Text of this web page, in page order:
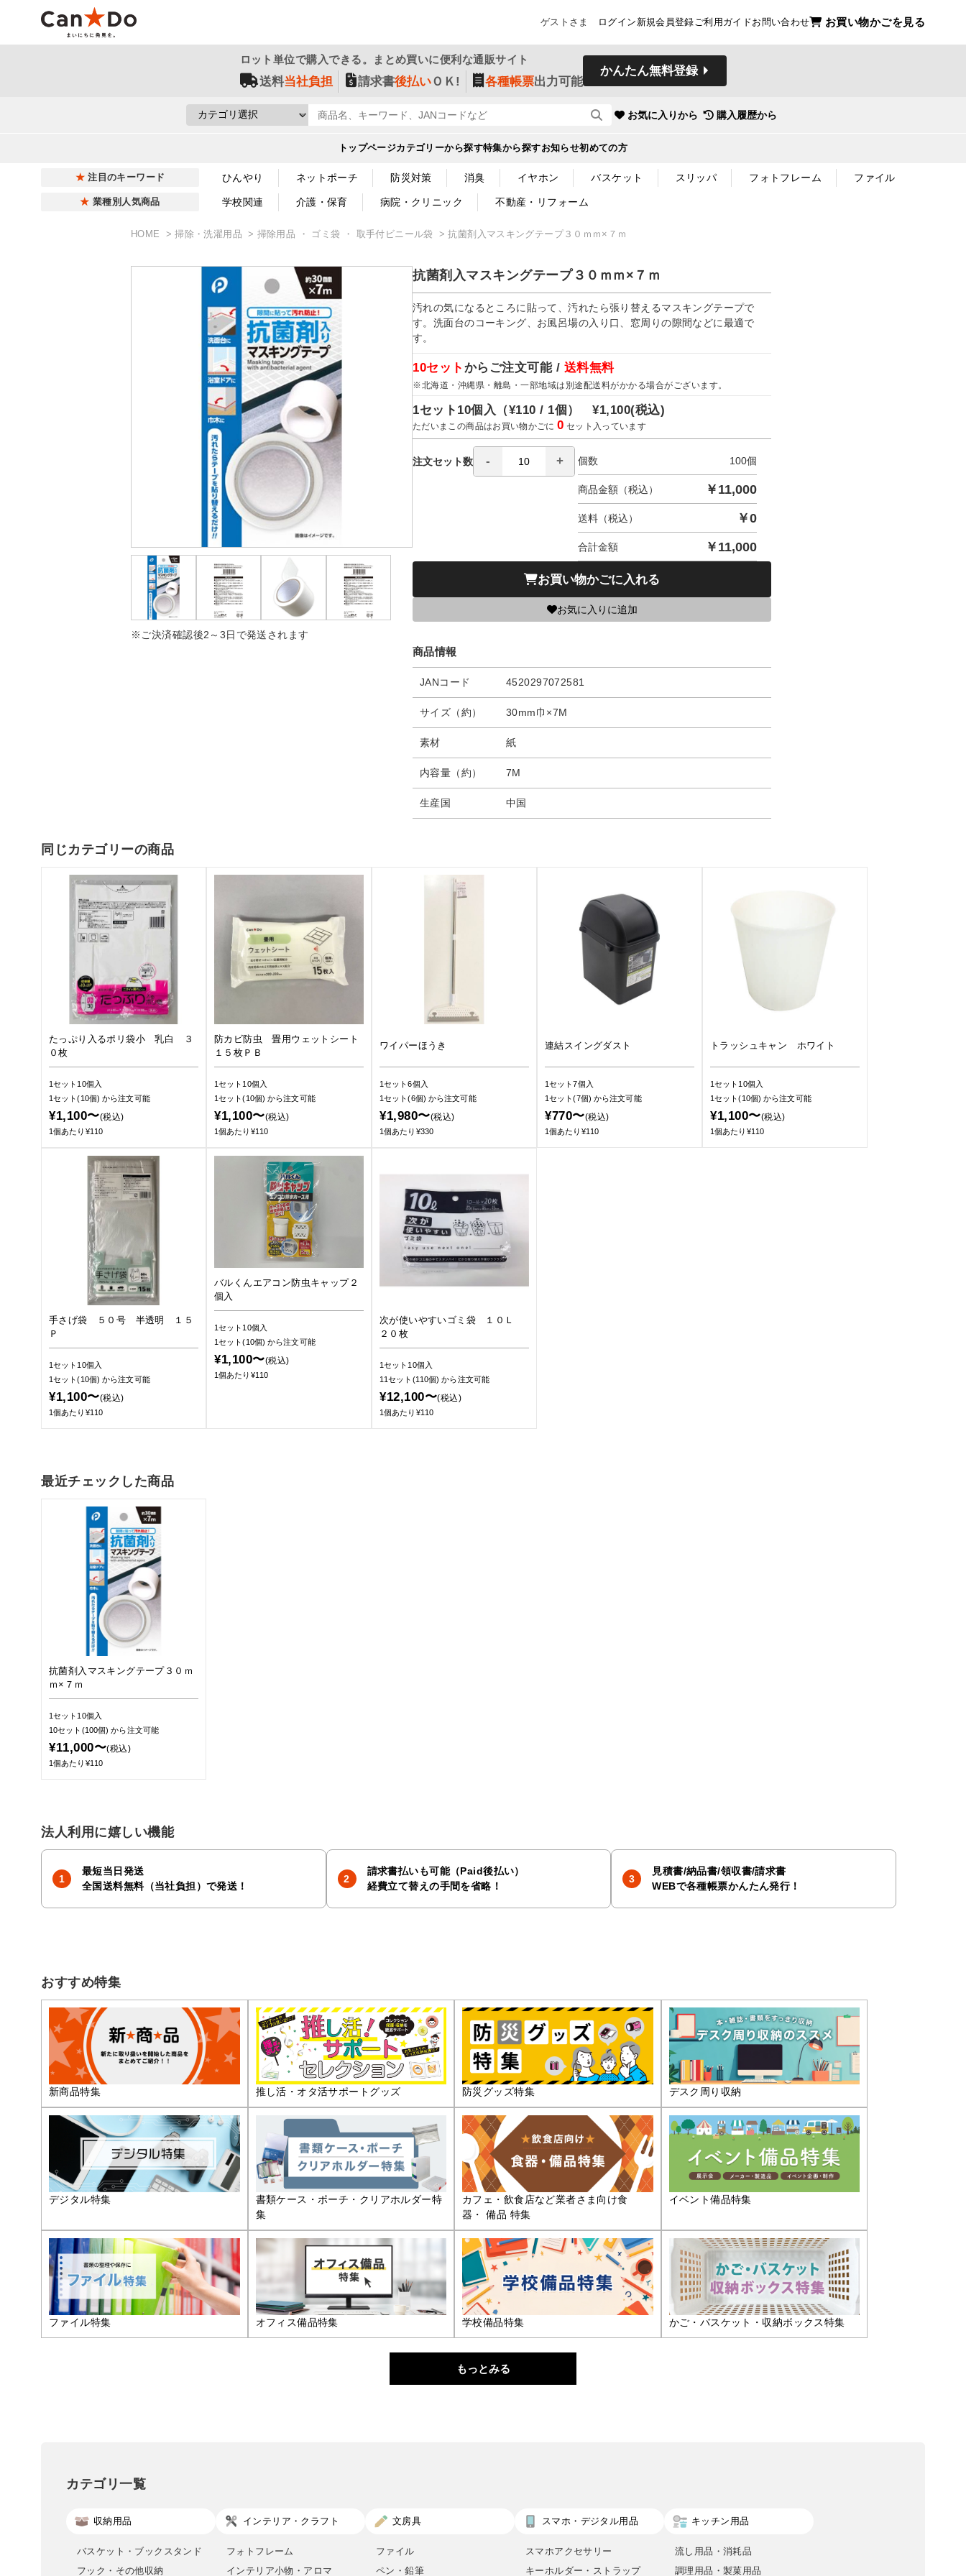
ゲストさま ログイン 新規会員登録ご利用ガイドお問い合わせ お買い物かごを見る
ロット単位で購入できる。まとめ買いに便利な通販サイト
送料当社負担 請求書後払いＯＫ! 各種帳票出力可能
かんたん無料登録
お気に入りから 購入履歴から
トップページカテゴリーから探す特集から探すお知らせ初めての方
注目のキーワード ひんやり ネットポーチ 防災対策 消臭 イヤホン バスケット スリッパ フォトフレーム ファイル
業種別人気商品 学校関連 介護・保育 病院・クリニック 不動産・リフォーム
HOME 掃除・洗濯用品 掃除用品 ・ ゴミ袋 ・ 取手付ビニール袋 抗菌剤入マスキングテープ３０ｍｍ×７ｍ
※ご決済確認後2～3日で発送されます
抗菌剤入マスキングテープ３０ｍｍ×７ｍ
汚れの気になるところに貼って、汚れたら張り替えるマスキングテープで
す。洗面台のコーキング、お風呂場の入り口、窓周りの隙間などに最適で
す。
10セット からご注文可能 / 送料無料
※北海道・沖縄県・離島・一部地域は別途配送料がかかる場合がございます。
1セット10個入（¥110 / 1個）¥1,100(税込)
ただいまこの商品はお買い物かごに0 セット入っています
注文セット数 個数 100個
商品金額（税込） ￥ 11,000
送料（税込） ￥0
合計金額 ￥ 11,000
お買い物かごに入れる
お気に入りに追加
商品情報
JANコード 4520297072581
サイズ（約） 30mm巾×7M
素材 紙
内容量（約） 7M
生産国 中国
同じカテゴリーの商品
たっぷり入るポリ袋小 乳白 ３
０枚
1セット10個入
1セット(10個)から注文可能
¥1,100〜(税込)
1個あたり¥110
防カビ防虫 畳用ウェットシート
１５枚ＰＢ
1セット10個入
1セット(10個)から注文可能
¥1,100〜(税込)
1個あたり¥110
ワイパーほうき
1セット6個入
1セット(6個) から注文可能
¥1,980〜(税込)
1個あたり¥330
連結スイングダスト
1セット7個入
1セット(7個) から注文可能
¥770〜(税込)
1個あたり¥110
トラッシュキャン ホワイト
1セット10個入
1セット(10個)から注文可能
¥1,100〜(税込)
1個あたり¥110
手さげ袋 ５０号 半透明 １５
Ｐ
1セット10個入
1セット(10個)から注文可能
¥1,100〜(税込)
1個あたり¥110
バルくんエアコン防虫キャップ２
個入
1セット10個入
1セット(10個)から注文可能
¥1,100〜(税込)
1個あたり¥110
次が使いやすいゴミ袋 １０Ｌ
２０枚
1セット10個入
11セット(110個)から注文可能
¥12,100〜(税込)
1個あたり¥110
最近チェックした商品
抗菌剤入マスキングテープ３０ｍ
ｍ×７ｍ
1セット10個入
10セット(100個)から注文可能
¥11,000〜(税込)
1個あたり¥110
法人利用に嬉しい機能
最短当日発送
全国送料無料（当社負担）で発送！
請求書払いも可能（Paid後払い）
経費立て替えの手間を省略！
見積書/納品書/領収書/請求書
WEBで各種帳票かんたん発行！
おすすめ特集
新商品特集 推し活・オタ活サポートグッズ 防災グッズ特集 デスク周り収納
デジタル特集
書類ケース・ポーチ・クリアホルダー特
集
カフェ・飲食店など業者さま向け食
器・ 備品 特集
イベント備品特集
ファイル特集 オフィス備品特集 学校備品特集 かご・バスケット・収納ボックス特集
もっとみる
カテゴリ一覧
収納用品
バスケット・ブックスタンド
フック・その他収納
インテリア・クラフト
フォトフレーム
インテリア小物・アロマ
文房具
ファイル
ペン・鉛筆
スマホ・デジタル用品
スマホアクセサリー
キーホルダー・ストラップ
キッチン用品
流し用品・消耗品
調理用品・製菓用品